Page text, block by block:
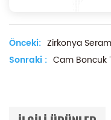
Önceki: Zirkonya
Sonraki : Cam Boncuk